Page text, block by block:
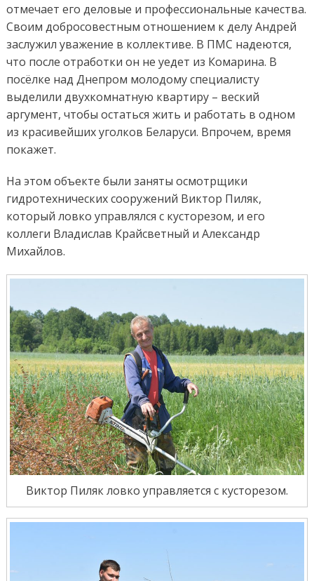
отмечает его деловые и профессиональные качества.
Своим добросовестным отношением к делу Андрей
заслужил уважение в коллективе. В ПМС надеются,
что после отработки он не уедет из Комарина. В
посёлке над Днепром молодому специалисту
выделили двухкомнатную квартиру – веский
аргумент, чтобы остаться жить и работать в одном
из красивейших уголков Беларуси. Впрочем, время
покажет.
На этом объекте были заняты осмотрщики
гидротехнических сооружений Виктор Пиляк,
который ловко управлялся с кусторезом, и его
коллеги Владислав Крайсветный и Александр
Михайлов.
Виктор Пиляк ловко управляется с кусторезом.